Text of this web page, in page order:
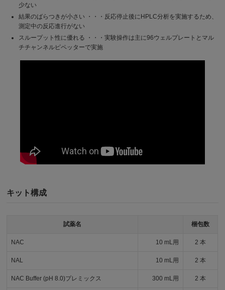
少ない
結果のばらつきが小さい ・・・反応停止後にHPLC分析を実施するため、
測定中の反応進行がない
スループット性に優れる ・・・実験操作は主に96ウェルプレートとマル
チチャンネルピペッターで実施
キット構成
試薬名 梱包数
NAC 10 mL用 2 本
NAL 10 mL用 2 本
NAC Buffer (pH 8.0)プレミックス 300 mL用 2 本